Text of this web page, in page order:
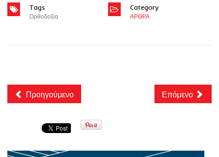
Tags
Ορθοδοξία
Category
ΑΡΘΡΑ
Προηγούμενο Επόμενο